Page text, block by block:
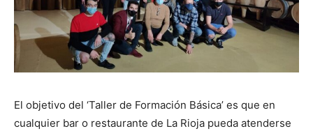
El objetivo del ‘Taller de Formación Básica’ es que en
cualquier bar o restaurante de La Rioja pueda atenderse